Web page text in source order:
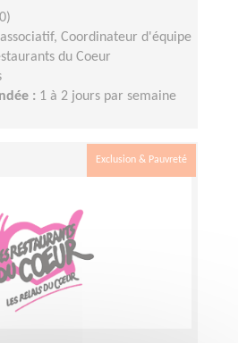
associatif, Coordinateur d'équipe
du Coeur
: 1 à 2 jours par semaine
Exclusion & Pauvreté